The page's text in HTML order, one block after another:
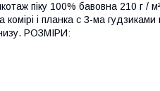
піку 100% бавовна 210 г /
комірі і планка c 3-ма
РОЗМІРИ: